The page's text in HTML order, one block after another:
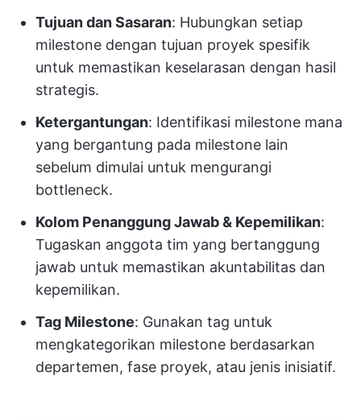
Tujuan dan Sasaran: Hubungkan setiap
milestone dengan tujuan proyek spesifik
untuk memastikan keselarasan dengan hasil
strategis.
Ketergantungan: Identifikasi milestone mana
yang bergantung pada milestone lain
sebelum dimulai untuk mengurangi
bottleneck.
Kolom Penanggung Jawab & Kepemilikan:
Tugaskan anggota tim yang bertanggung
jawab untuk memastikan akuntabilitas dan
kepemilikan.
Tag Milestone: Gunakan tag untuk
mengkategorikan milestone berdasarkan
departemen, fase proyek, atau jenis inisiatif.